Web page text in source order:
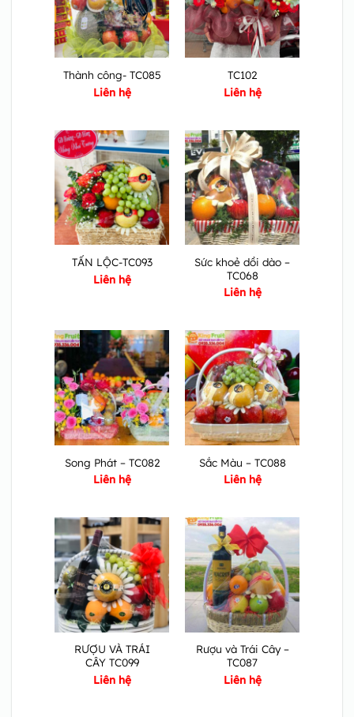
Thành công- TC085
Liên hệ
TC102
Liên hệ
TẤN LỘC-TC093
Liên hệ
Sức khoẻ dồi dào –
TC068
Liên hệ
Song Phát – TC082
Liên hệ
Sắc Màu – TC088
Liên hệ
RƯỢU VÀ TRÁI
CÂY TC099
Liên hệ
Rượu và Trái Cây –
TC087
Liên hệ